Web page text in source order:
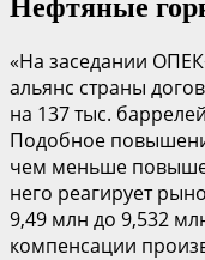
Нефтяные
«На заседании
альянс страны
на 137 тыс.
Подобное
чем меньше
него реагирует
9,49 млн до 9,532
компенсации